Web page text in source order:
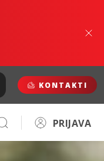
KONTAKTI
PRIJAVA